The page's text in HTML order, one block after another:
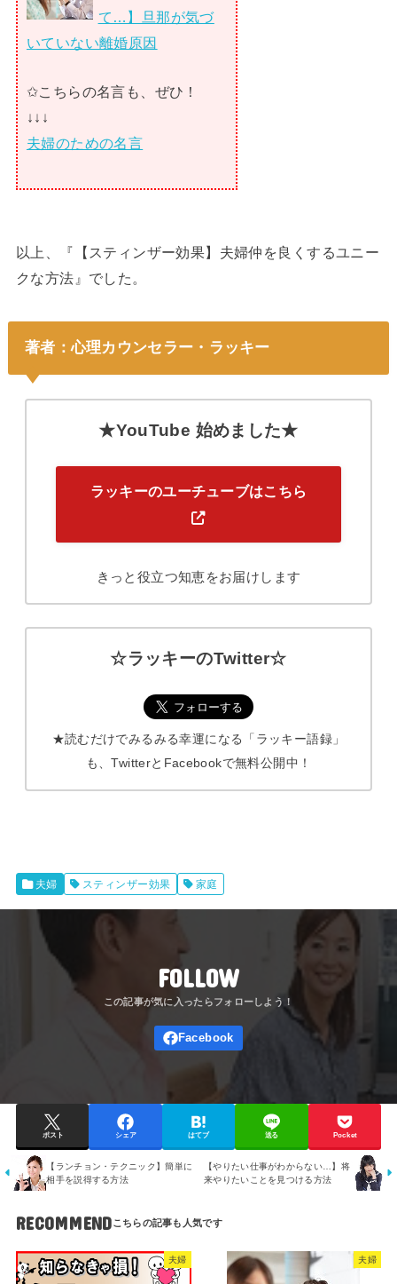
て…】旦那が気づ
いていない離婚原因
✩こちらの名言も、ぜひ！
↓↓↓
夫婦のための名言
以上、『【スティンザー効果】夫婦仲を良くするユニー
クな方法』でした。
著者：心理カウンセラー・ラッキー
★YouTube 始めました★
ラッキーのユーチューブはこちら
きっと役立つ知恵をお届けします
☆ラッキーのTwitter☆
★読むだけでみるみる幸運になる「ラッキー語録」
も、TwitterとFacebookで無料公開中！
夫婦 スティンザー効果 家庭
FOLLOW
ポスト シェア はてブ 送る Pocket
【ランチョン・テクニック】簡単に
相手を説得する方法
【やりたい仕事がわからない…】将
来やりたいことを見つける方法
RECOMMEND
夫婦 夫婦